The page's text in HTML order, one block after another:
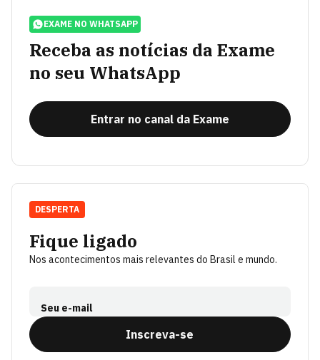
EXAME NO WHATSAPP
Receba as notícias da Exame
no seu WhatsApp
Entrar no canal da Exame
Fique ligado
Nos acontecimentos mais relevantes do Brasil e mundo.
Seu e-mail
Inscreva-se
DESPERTA